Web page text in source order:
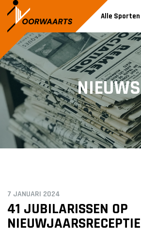
Alle Sporten
Nieuws
Events
Business
Sponsor worden
ZOEK
NIEUWS
7 JANUARI 2024
41 JUBILARISSEN OP
NIEUWJAARSRECEPTIE